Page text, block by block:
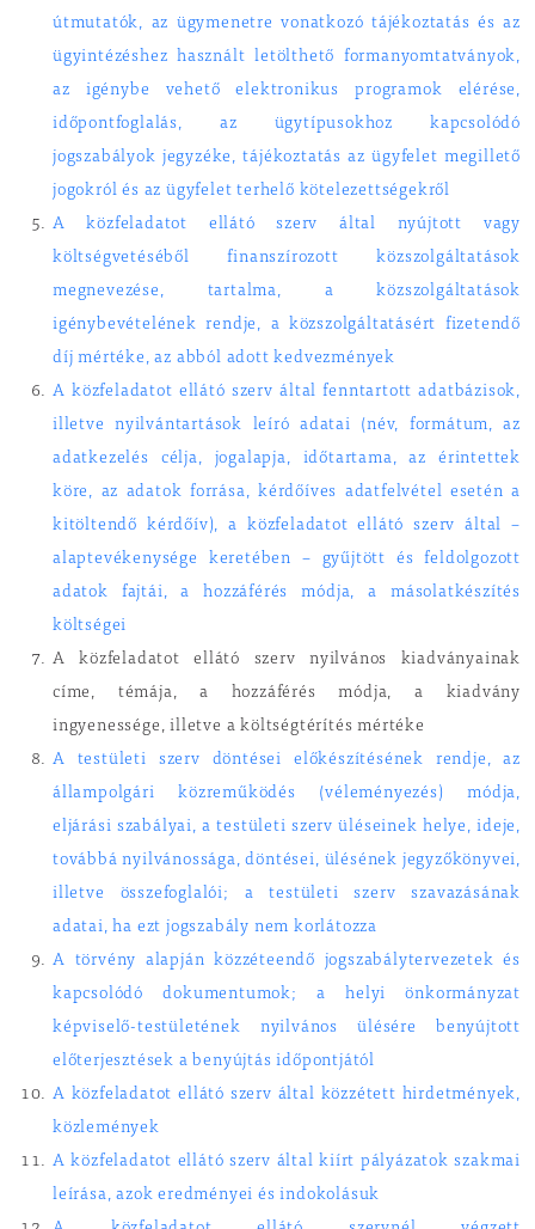
útmutatók, az ügymenetre vonatkozó tájékoztatás és az
ügyintézéshez használt letölthető formanyomtatványok,
az igénybe vehető elektronikus programok elérése,
időpontfoglalás, az ügytípusokhoz kapcsolódó
jogszabályok jegyzéke, tájékoztatás az ügyfelet megillető
jogokról és az ügyfelet terhelő kötelezettségekről
A közfeladatot ellátó szerv által nyújtott vagy
költségvetéséből finanszírozott közszolgáltatások
megnevezése, tartalma, a közszolgáltatások
igénybevételének rendje, a közszolgáltatásért fizetendő
díj mértéke, az abból adott kedvezmények
A közfeladatot ellátó szerv által fenntartott adatbázisok,
illetve nyilvántartások leíró adatai (név, formátum, az
adatkezelés célja, jogalapja, időtartama, az érintettek
köre, az adatok forrása, kérdőíves adatfelvétel esetén a
kitöltendő kérdőív), a közfeladatot ellátó szerv által –
alaptevékenysége keretében – gyűjtött és feldolgozott
adatok fajtái, a hozzáférés módja, a másolatkészítés
költségei
A közfeladatot ellátó szerv nyilvános kiadványainak
címe, témája, a hozzáférés módja, a kiadvány
ingyenessége, illetve a költségtérítés mértéke
A testületi szerv döntései előkészítésének rendje, az
állampolgári közreműködés (véleményezés) módja,
eljárási szabályai, a testületi szerv üléseinek helye, ideje,
továbbá nyilvánossága, döntései, ülésének jegyzőkönyvei,
illetve összefoglalói; a testületi szerv szavazásának
adatai, ha ezt jogszabály nem korlátozza
A törvény alapján közzéteendő jogszabálytervezetek és
kapcsolódó dokumentumok; a helyi önkormányzat
képviselő-testületének nyilvános ülésére benyújtott
előterjesztések a benyújtás időpontjától
A közfeladatot ellátó szerv által közzétett hirdetmények,
közlemények
A közfeladatot ellátó szerv által kiírt pályázatok szakmai
leírása, azok eredményei és indokolásuk